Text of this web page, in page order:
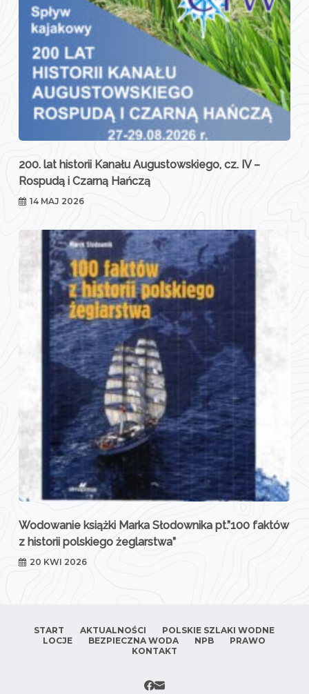
200. lat historii Kanału Augustowskiego, cz. IV –
Rospudą i Czarną Hańczą
14 MAJ 2026
Wodowanie książki Marka Słodownika pt.”100 faktów
z historii polskiego żeglarstwa”
20 KWI 2026
START AKTUALNOŚCI
POLSKIE SZLAKI WODNE
LOCJE
BEZPIECZNA WODA NPB
PRAWO
KONTAKT